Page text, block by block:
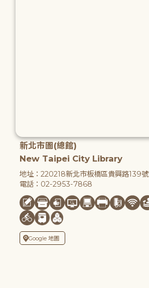
新北市圖(總館)
New Taipei City Library
地址：220218新北市板橋區貴興路139號
電話：02-2953-7868
Google 地圖